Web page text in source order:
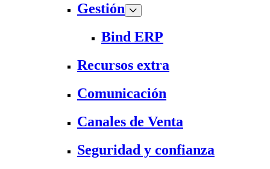
Gestión
Bind ERP
Recursos extra
Comunicación
Canales de Venta
Seguridad y confianza